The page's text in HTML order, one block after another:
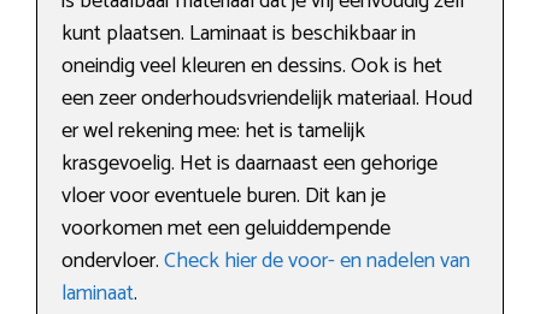
kunt plaatsen. Laminaat is beschikbaar in
oneindig veel kleuren en dessins. Ook is het
een zeer onderhoudsvriendelijk materiaal. Houd
er wel rekening mee: het is tamelijk
krasgevoelig. Het is daarnaast een gehorige
vloer voor eventuele buren. Dit kan je
voorkomen met een geluiddempende
ondervloer.Check hier de voor- en nadelen van
laminaat.